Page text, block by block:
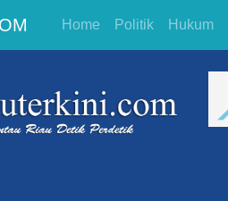
Home Politik Hukum